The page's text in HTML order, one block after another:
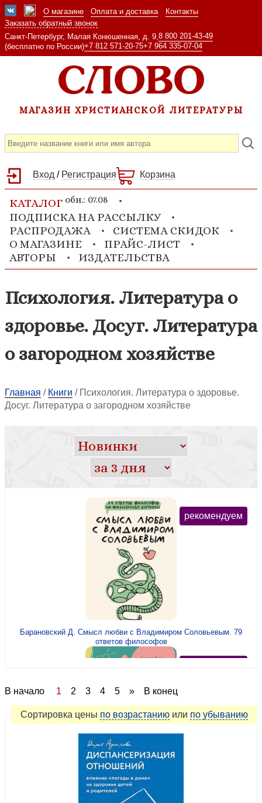
О магазине Оплата и доставка
Контакты
Заказать обратный звонок
Санкт-Петербург, Малая Конюшенная, д. 9, 8 800 201-43-49
(бесплатно по России)+7 812 571-20-75+7 964 335-07-04
МАГАЗИН ХРИСТИАНСКОЙ ЛИТЕРАТУРЫ
Вход / Регистрация Корзина
КАТАЛОГ обн.: 07.08
ПОДПИСКА НА РАССЫЛКУ
РАСПРОДАЖА
СИСТЕМА СКИДОК
О МАГАЗИНЕ
ПРАЙС-ЛИСТ
АВТОРЫ
ИЗДАТЕЛЬСТВА
Психология. Литература о
здоровье. Досуг. Литература
о загородном хозяйстве
Главная / Книги / Психология. Литература о здоровье.
Досуг. Литература о загородном хозяйстве
рекомендуем
Барановский Д. Смысл любви с Владимиром Соловьевым. 79
ответов философов
Дули С., Чатфилд Д. Вы не настоящие родители, пока...
В начало 1 2 3 4 5 » В конец
Сортировка цены по возрастанию или по убыванию